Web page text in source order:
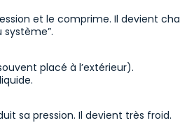
et le comprime. Il devient
placé à l’extérieur).
sa pression. Il devient très froid.